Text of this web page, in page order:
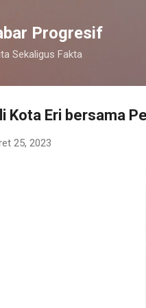
Progresif
Sekaligus Fakta
Kota Eri bersama
25, 2023